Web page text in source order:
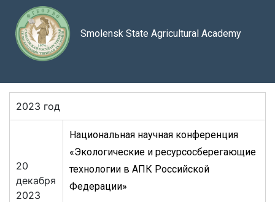
Smolensk State Agricultural Academy
2023 год
20
декабря
2023
Национальная научная конференция
«Экологические и ресурсосберегающие
технологии в АПК Российской
Федерации»